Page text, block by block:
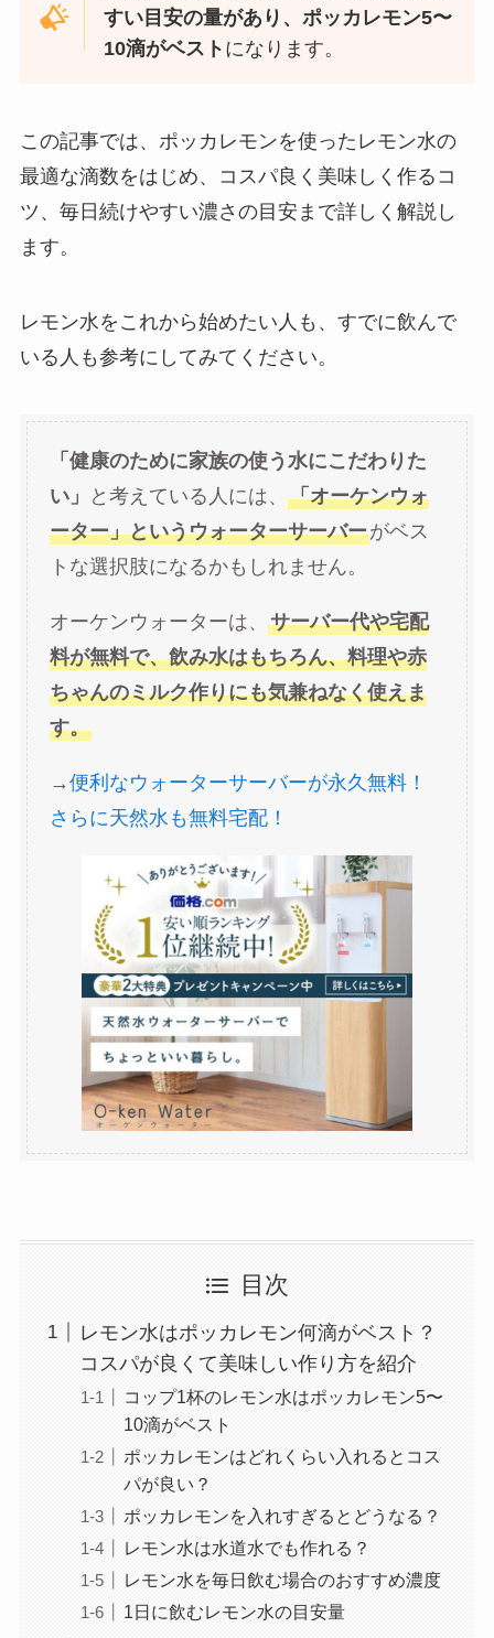
すい目安の量があり、ポッカレモン5〜
10滴がベスト になります。
この記事では、ポッカレモンを使ったレモン水の
最適な滴数をはじめ、コスパ良く美味しく作るコ
ツ、毎日続けやすい濃さの目安まで詳しく解説し
ます。
レモン水をこれから始めたい人も、すでに飲んで
いる人も参考にしてみてください。
「 健康のために家族の使う水にこだわりた
い」
と考えている人には、 「オーケンウォ
ーター」というウォーターサーバーがベス
トな選択肢になるかもしれません。
オーケンウォーターは、 サーバー代や宅配
料が無料で、飲み水はもちろん、料理や赤
ちゃんのミルク作りにも気兼ねなく使えま
す。
→便利なウォーターサーバーが永久無料！
さらに天然水も無料宅配！
目次
レモン水はポッカレモン何滴がベスト？
コスパが良くて美味しい作り方を紹介
コップ1杯のレモン水はポッカレモン5〜
10滴がベスト
ポッカレモンはどれくらい入れるとコス
パが良い？
ポッカレモンを入れすぎるとどうなる？
レモン水は水道水でも作れる？
レモン水を毎日飲む場合のおすすめ濃度
1日に飲むレモン水の目安量